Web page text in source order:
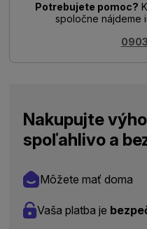
Potrebujete pomoc?
spoločne nájdeme
Nakupujte
spoľahlivo a
Môžete mať doma
Vaša platba je